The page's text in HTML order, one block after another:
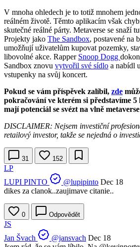
V mnoha ohledech je to totiž mnohem
reálném životě. Těmto aplikacím však
skutečné reálné párty. Metaverse se snaží
Projekty jako The Sandbox, postavené na
umožňují uživatelům kupovat pozemky,
libovolné akce. Rapper Snoop Dogg
Sandbox znovu vytvořil své sídlo a nabídl
vstupenky na svůj koncert.
Pokud se vám příspěvek zalíbil, zde
pokračování ve kterém si představíme
mají potenciál se svézt na vlně
DISCLAIMER: Nejsem investiční
retailový investor, takže se nejedná o
31 152
LP
LUPI PINTO
@lupipinto Dec 18
dikes za clanok..zaujimave citanie..
0 Odpovědět
JS
Jan Švach
@jansvach Dec 18